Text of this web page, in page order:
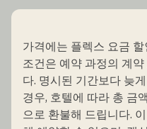
가격에는 플렉스 요금
조건은 예약 과정의 계
다. 명시된 기간보다 늦
경우, 호텔에 따라 총 금
으로 환불해 드립니다.